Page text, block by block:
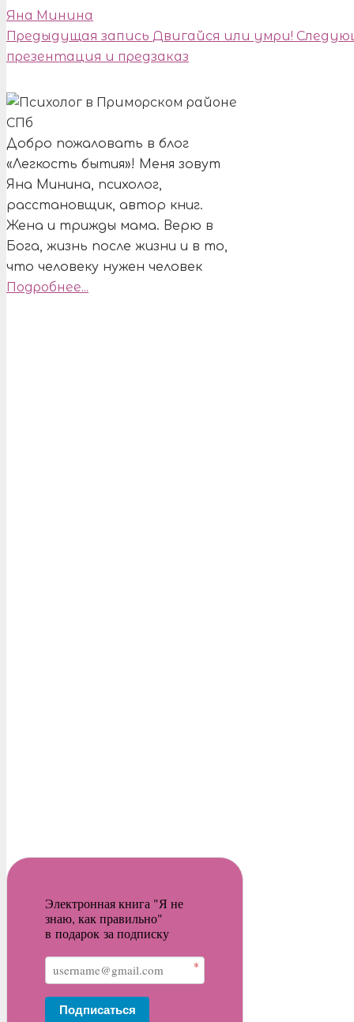
Яна Минина
Предыдущая запись Двигайся или умри!
презентация и предзаказ
Добро пожаловать в блог
«Легкость бытия»! Меня зовут
Яна Минина, психолог,
расстановщик, автор книг.
Жена и трижды мама. Верю в
Бога, жизнь после жизни и в то,
что человеку нужен человек
Подробнее...
Электронная книга "Я не
знаю, как правильно"
в подарок за подписку
*
Подписаться